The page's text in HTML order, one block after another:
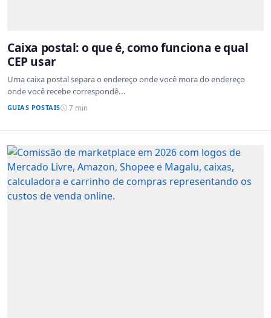
Caixa postal: o que é, como funciona e qual
CEP usar
Uma caixa postal separa o endereço onde você mora do endereço
onde você recebe correspondê...
GUIAS POSTAIS 7 min